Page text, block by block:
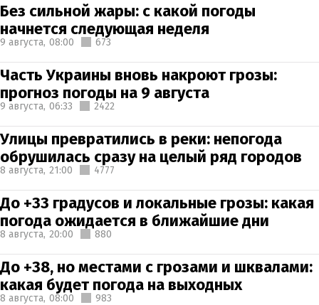
Без сильной жары: с какой погоды
начнется следующая неделя
9 августа, 08:00 673
Часть Украины вновь накроют грозы:
прогноз погоды на 9 августа
9 августа, 06:33 2422
Улицы превратились в реки: непогода
обрушилась сразу на целый ряд городов
8 августа, 21:00 4777
До +33 градусов и локальные грозы: какая
погода ожидается в ближайшие дни
8 августа, 20:00 880
До +38, но местами с грозами и шквалами:
какая будет погода на выходных
8 августа, 08:00 983